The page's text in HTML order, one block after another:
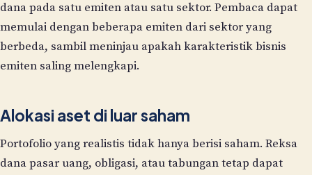
dana pada satu emiten atau satu sektor. Pembaca dapat
memulai dengan beberapa emiten dari sektor yang
berbeda, sambil meninjau apakah karakteristik bisnis
emiten saling melengkapi.
Alokasi aset di luar saham
Portofolio yang realistis tidak hanya berisi saham. Reksa
dana pasar uang, obligasi, atau tabungan tetap dapat